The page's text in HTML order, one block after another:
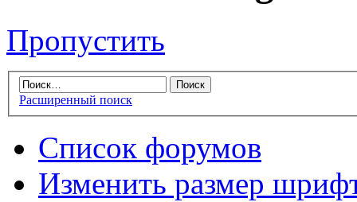
Пропустить
Расширенный поиск
Список форумов
Изменить размер